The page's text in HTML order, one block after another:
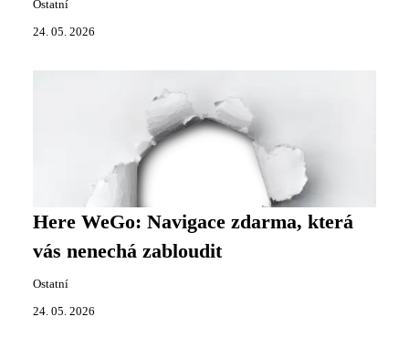
Ostatní
24. 05. 2026
Here WeGo: Navigace zdarma, která
vás nenechá zabloudit
Ostatní
24. 05. 2026